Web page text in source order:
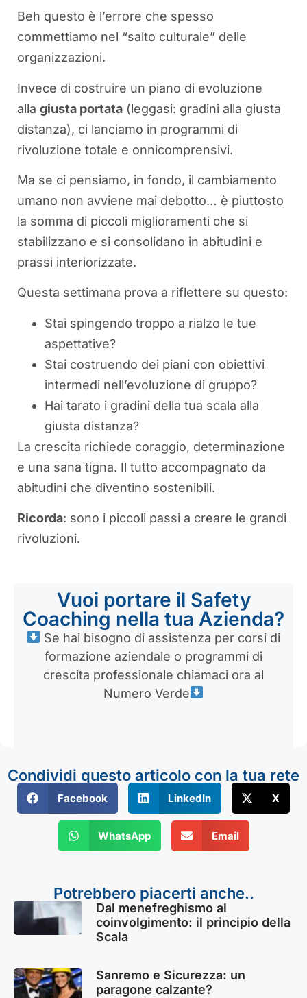
Beh questo è l’errore che spesso
commettiamo nel “salto culturale” delle
organizzazioni.
Invece di costruire un piano di evoluzione
alla giusta portata (leggasi: gradini alla giusta
distanza), ci lanciamo in programmi di
rivoluzione totale e onnicomprensivi.
Ma se ci pensiamo, in fondo, il cambiamento
umano non avviene mai debotto… è piuttosto
la somma di piccoli miglioramenti che si
stabilizzano e si consolidano in abitudini e
prassi interiorizzate.
Questa settimana prova a riflettere su questo:
Stai spingendo troppo a rialzo le tue
aspettative?
Stai costruendo dei piani con obiettivi
intermedi nell’evoluzione di gruppo?
Hai tarato i gradini della tua scala alla
giusta distanza?
La crescita richiede coraggio, determinazione
e una sana tigna. Il tutto accompagnato da
abitudini che diventino sostenibili.
Ricorda: sono i piccoli passi a creare le grandi
rivoluzioni.
Vuoi portare il Safety
Coaching nella tua Azienda?
Se hai bisogno di assistenza per corsi di
formazione aziendale o programmi di
crescita professionale chiamaci ora al
Numero Verde
Condividi questo articolo con la tua rete
Facebook LinkedIn X
WhatsApp Email
Potrebbero piacerti anche..
Dal menefreghismo al
coinvolgimento: il principio della
Scala
Sanremo e Sicurezza: un
paragone calzante?